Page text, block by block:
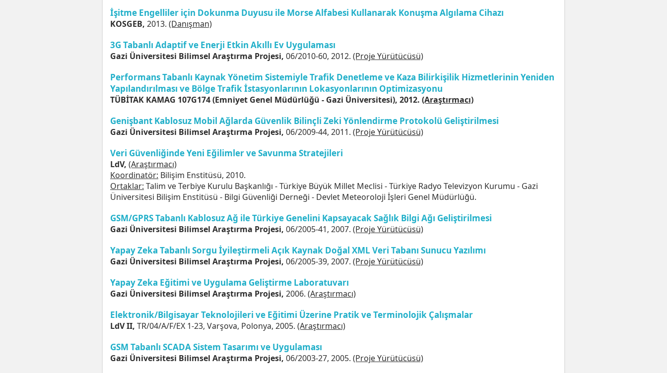
İşitme Engelliler için Dokunma Duyusu ile Morse Alfabesi Kullanarak Konuşma Algılama Cihazı
KOSGEB, 2013. (Danışman)
3G Tabanlı Adaptif ve Enerji Etkin Akıllı Ev Uygulaması
Gazi Üniversitesi Bilimsel Araştırma Projesi, 06/2010-60, 2012. (Proje Yürütücüsü)
Performans Tabanlı Kaynak Yönetim Sistemiyle Trafik Denetleme ve Kaza Bilirkişilik Hizmetlerinin Yeniden
Yapılandırılması ve Bölge Trafik İstasyonlarının Lokasyonlarının Optimizasyonu
TÜBİTAK KAMAG 107G174 (Emniyet Genel Müdürlüğü - Gazi Üniversitesi), 2012. (Araştırmacı)
Genişbant Kablosuz Mobil Ağlarda Güvenlik Bilinçli Zeki Yönlendirme Protokolü Geliştirilmesi
Gazi Üniversitesi Bilimsel Araştırma Projesi, 06/2009-44, 2011. (Proje Yürütücüsü)
Veri Güvenliğinde Yeni Eğilimler ve Savunma Stratejileri
LdV, (Araştırmacı)
Koordinatör: Bilişim Enstitüsü, 2010.
Ortaklar: Talim ve Terbiye Kurulu Başkanlığı - Türkiye Büyük Millet Meclisi - Türkiye Radyo Televizyon Kurumu - Gazi
Üniversitesi Bilişim Enstitüsü - Bilgi Güvenliği Derneği - Devlet Meteoroloji İşleri Genel Müdürlüğü.
GSM/GPRS Tabanlı Kablosuz Ağ ile Türkiye Genelini Kapsayacak Sağlık Bilgi Ağı Geliştirilmesi
Gazi Üniversitesi Bilimsel Araştırma Projesi, 06/2005-41, 2007. (Proje Yürütücüsü)
Yapay Zeka Tabanlı Sorgu İyileştirmeli Açık Kaynak Doğal XML Veri Tabanı Sunucu Yazılımı
Gazi Üniversitesi Bilimsel Araştırma Projesi, 06/2005-39, 2007. (Proje Yürütücüsü)
Yapay Zeka Eğitimi ve Uygulama Geliştirme Laboratuvarı
Gazi Üniversitesi Bilimsel Araştırma Projesi, 2006. (Araştırmacı)
Elektronik/Bilgisayar Teknolojileri ve Eğitimi Üzerine Pratik ve Terminolojik Çalışmalar
LdV II, TR/04/A/F/EX 1-23, Varşova, Polonya, 2005. (Araştırmacı)
GSM Tabanlı SCADA Sistem Tasarımı ve Uygulaması
Gazi Üniversitesi Bilimsel Araştırma Projesi, 06/2003-27, 2005. (Proje Yürütücüsü)